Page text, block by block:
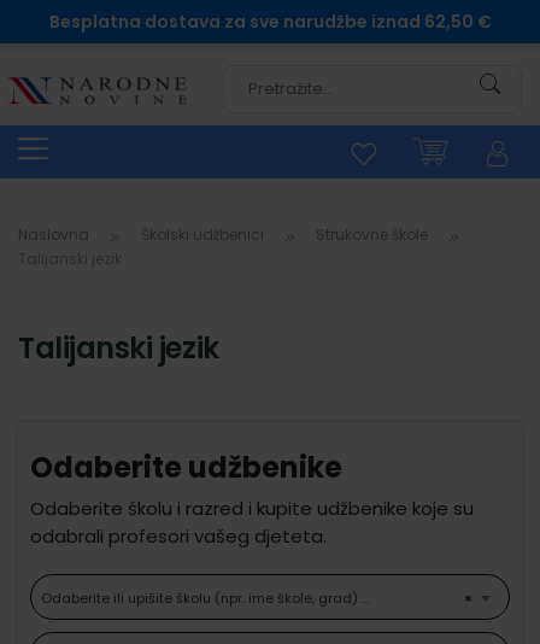
Besplatna dostava za sve narudžbe iznad 62,50 €
Naslovna Školski udžbenici
Strukovne škole
Talijanski jezik
Odaberite udžbenike
Odaberite školu i razred i kupite udžbenike koje su
odabrali profesori vašeg djeteta.
×
Odaberite ili upišite školu (npr. ime škole, grad) ...